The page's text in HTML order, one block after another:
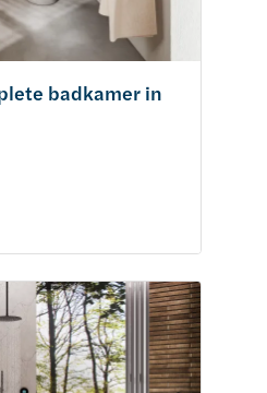
badkamer in